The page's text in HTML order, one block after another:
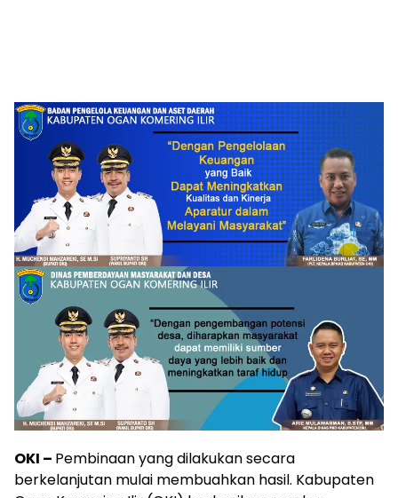
OKI – Pembinaan yang dilakukan secara
berkelanjutan mulai membuahkan hasil. Kabupaten